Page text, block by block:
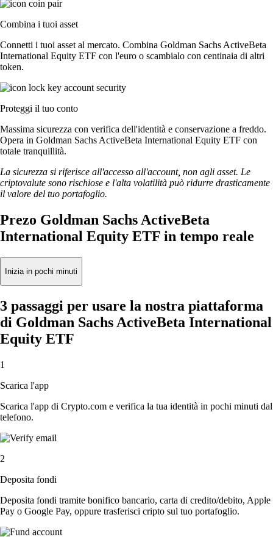
Combina i tuoi asset
Connetti i tuoi asset al mercato. Combina Goldman Sachs ActiveBeta
International Equity ETF con l'euro o scambialo con centinaia di altri
token.
Proteggi il tuo conto
Massima sicurezza con verifica dell'identità e conservazione a freddo.
Opera in Goldman Sachs ActiveBeta International Equity ETF con
totale tranquillità.
La sicurezza si riferisce all'accesso all'account, non agli asset. Le
criptovalute sono rischiose e l'alta volatilità può ridurre drasticamente
il valore del tuo portafoglio.
Prezo Goldman Sachs ActiveBeta
International Equity ETF in tempo reale
Inizia in pochi minuti
3 passaggi per usare la nostra piattaforma
di Goldman Sachs ActiveBeta International
Equity ETF
1
Scarica l'app
Scarica l'app di Crypto.com e verifica la tua identità in pochi minuti dal
telefono.
2
Deposita fondi
Deposita fondi tramite bonifico bancario, carta di credito/debito, Apple
Pay o Google Pay, oppure trasferisci cripto sul tuo portafoglio.